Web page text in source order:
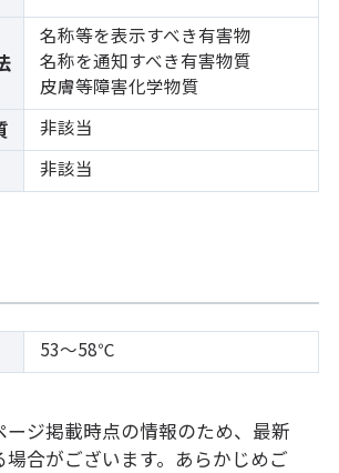
名称等を表示すべき有害物
名称を通知すべき有害物質
皮膚等障害化学物質
非該当
非該当
53～58℃
ジ掲載時点の情報のため、最新
合がございます。あらかじめご